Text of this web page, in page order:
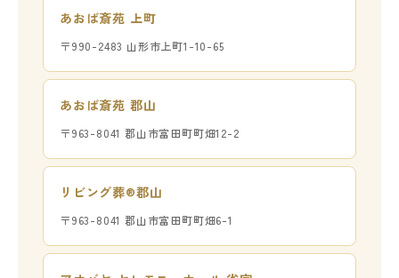
あおば斎苑 上町
〒990-2483 山形市上町1-10-65
あおば斎苑 郡山
〒963-8041 郡山市富田町町畑12-2
リビング葬®郡山
〒963-8041 郡山市富田町町畑6-1